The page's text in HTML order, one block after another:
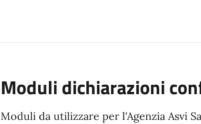
Moduli dichiarazioni
Moduli da utilizzare per l'Agenzia Asvi